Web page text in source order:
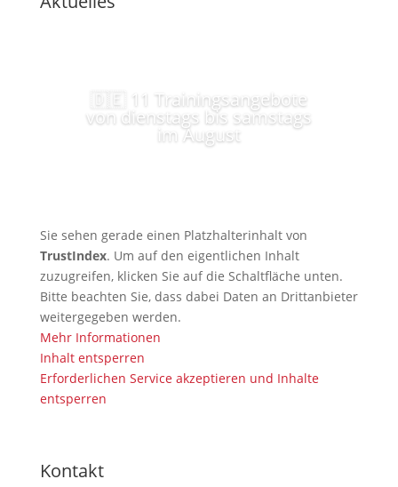
🇩🇪 11 Trainingsangebote
von dienstags bis samstags
im August
Sie sehen gerade einen Platzhalterinhalt von
TrustIndex. Um auf den eigentlichen Inhalt
zuzugreifen, klicken Sie auf die Schaltfläche unten.
Bitte beachten Sie, dass dabei Daten an Drittanbieter
weitergegeben werden.
Mehr Informationen
Inhalt entsperren
Erforderlichen Service akzeptieren und Inhalte
entsperren
Kontakt